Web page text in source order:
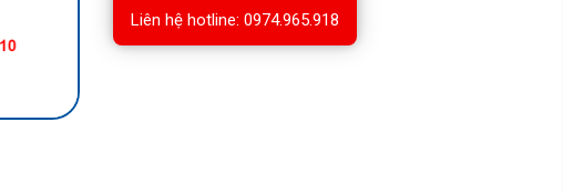
Liên hệ hotline: 0974.965.918